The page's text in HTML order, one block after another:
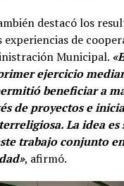
destacó los
experiencias de
Municipal.
ejercicio
beneficiar a
de proyectos e
La idea es
trabajo conjunto
, afirmó.